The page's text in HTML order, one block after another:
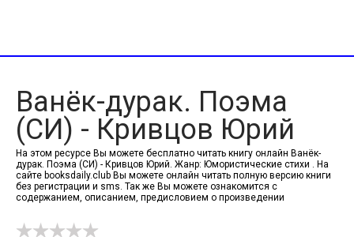
Ванёк-дурак. Поэма
(СИ) - Кривцов Юрий
На этом ресурсе Вы можете бесплатно читать книгу онлайн Ванёк-
дурак. Поэма (СИ) - Кривцов Юрий. Жанр: Юмористические стихи . На
сайте booksdaily.club Вы можете онлайн читать полную версию книги
без регистрации и sms. Так же Вы можете ознакомится с
содержанием, описанием, предисловием о произведении